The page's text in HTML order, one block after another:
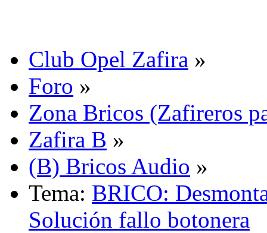
Club Opel Zafira »
Foro »
Zona Bricos (Zafireros
Zafira B »
(B) Bricos Audio »
Tema: BRICO:
Solución fallo botonera